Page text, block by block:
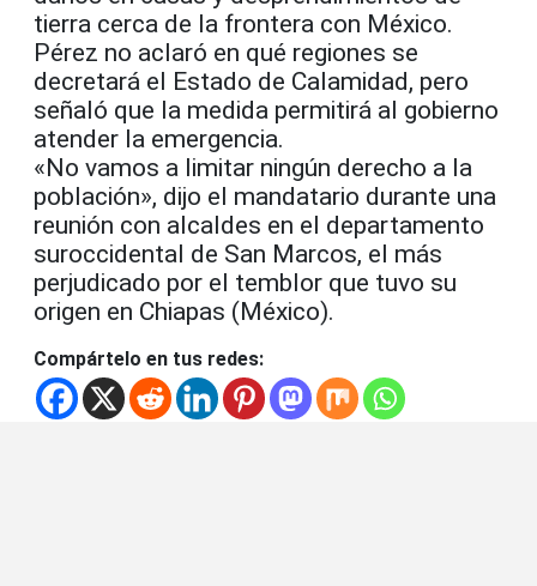
tierra cerca de la frontera con México.
Pérez no aclaró en qué regiones se
decretará el Estado de Calamidad, pero
señaló que la medida permitirá al gobierno
atender la emergencia.
«No vamos a limitar ningún derecho a la
población», dijo el mandatario durante una
reunión con alcaldes en el departamento
suroccidental de San Marcos, el más
perjudicado por el temblor que tuvo su
origen en Chiapas (México).
Compártelo en tus redes: